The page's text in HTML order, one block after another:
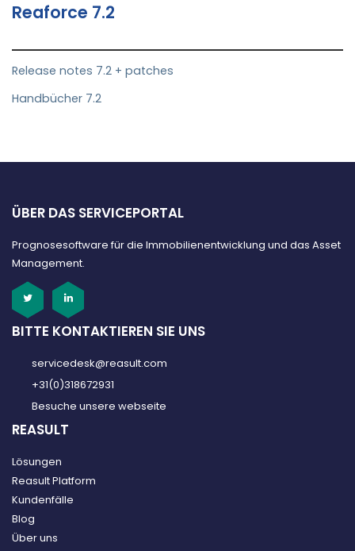
Reaforce 7.2
Release notes 7.2 + patches
Handbücher 7.2
ÜBER DAS SERVICEPORTAL
Prognosesoftware für die Immobilienentwicklung und das Asset
Management.
BITTE KONTAKTIEREN SIE UNS
servicedesk@reasult.com
+31(0)318672931
Besuche unsere webseite
REASULT
Lösungen
Reasult Platform
Kundenfälle
Blog
Über uns